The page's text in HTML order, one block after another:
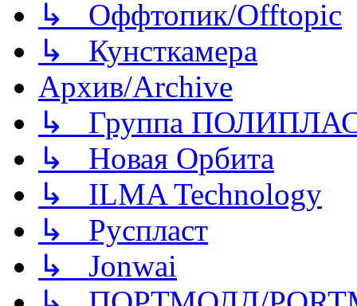
↳ Оффтопик/Offtopic
↳ Кунсткамера
Архив/Archive
↳ Группа
↳ Новая Орбита
↳ ILMA Technology
↳ Руспласт
↳ Jonwai